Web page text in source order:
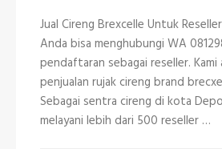
Brexcelle
Untuk
Reseller
di
Jual Cireng Brexcelle Untuk
Anda bisa menghubungi WA
pendaftaran sebagai reseller.
penjualan rujak cireng brand
Sebagai sentra cireng di kota
melayani lebih dari 500 reseller …